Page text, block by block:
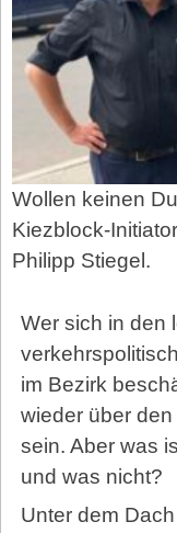
Wollen keinen
Kiezblock-
Philipp Stiegel.
Wer sich in den
im Bezirk
wieder über
sein. Aber was
und was nicht?
Unter dem